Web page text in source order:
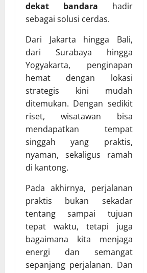
dekat bandara hadir
sebagai solusi cerdas.
Dari Jakarta hingga Bali,
dari Surabaya hingga
Yogyakarta, penginapan
hemat dengan lokasi
strategis kini mudah
ditemukan. Dengan sedikit
riset, wisatawan bisa
mendapatkan tempat
singgah yang praktis,
nyaman, sekaligus ramah
di kantong.
Pada akhirnya, perjalanan
praktis bukan sekadar
tentang sampai tujuan
tepat waktu, tetapi juga
bagaimana kita menjaga
energi dan semangat
sepanjang perjalanan. Dan